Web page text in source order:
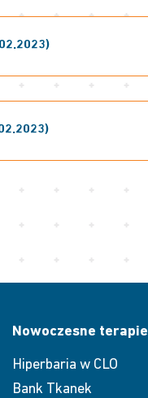
Nowoczesne terapie
Hiperbaria w CLO
Bank Tkanek